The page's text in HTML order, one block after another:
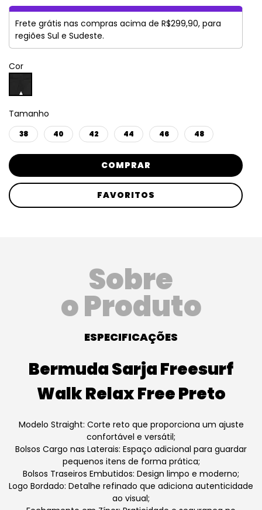
Frete grátis nas compras acima de R$299,90, para
regiões Sul e Sudeste.
Cor
Tamanho
38 40 42 44 46 48
COMPRAR
FAVORITOS
Sobre
o Produto
ESPECIFICAÇÕES
Bermuda Sarja Freesurf
Walk Relax Free Preto
Modelo Straight: Corte reto que proporciona um ajuste
confortável e versátil;
Bolsos Cargo nas Laterais: Espaço adicional para guardar
pequenos itens de forma prática;
Bolsos Traseiros Embutidos: Design limpo e moderno;
Logo Bordado: Detalhe refinado que adiciona autenticidade
ao visual;